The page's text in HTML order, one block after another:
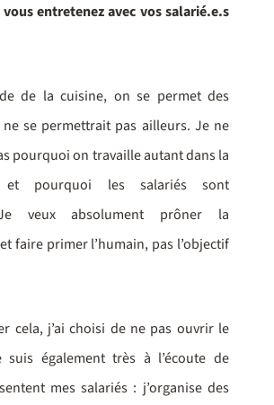
entretenez avec vos salarié.e.s
de la cuisine, on se permet des
ne se permettrait pas ailleurs. Je ne
pourquoi on travaille autant dans la
et pourquoi les salariés sont
veux absolument prôner la
faire primer l’humain, pas l’objectif
cela, j’ai choisi de ne pas ouvrir le
suis également très à l’écoute de
mes salariés : j’organise des